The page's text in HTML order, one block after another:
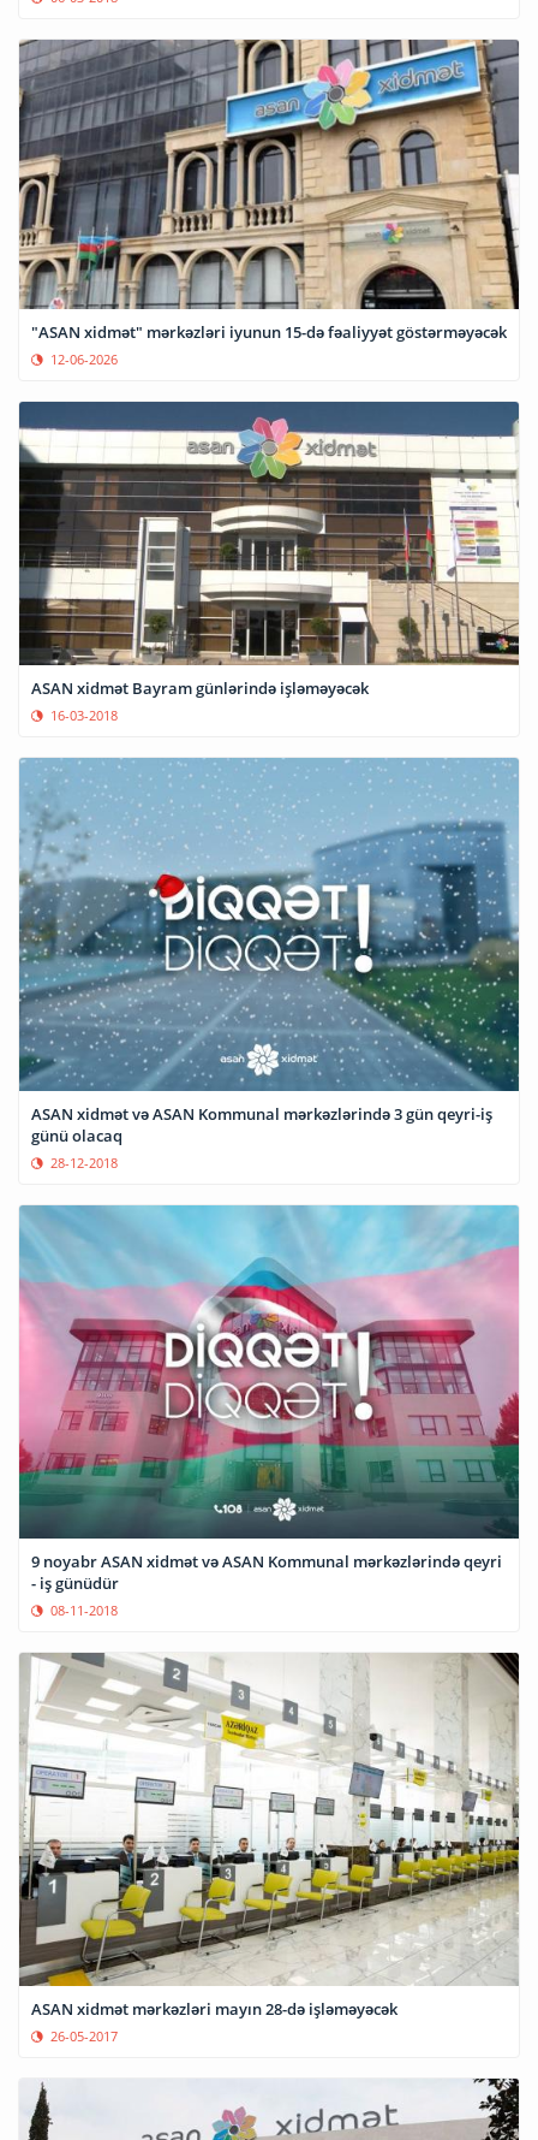
"ASAN xidmət" mərkəzləri iyunun 15-də fəaliyyət göstərməyəcək
12-06-2026
ASAN xidmət Bayram günlərində işləməyəcək
16-03-2018
ASAN xidmət və ASAN Kommunal mərkəzlərində 3 gün qeyri-iş
günü olacaq
28-12-2018
9 noyabr ASAN xidmət və ASAN Kommunal mərkəzlərində qeyri
- iş günüdür
08-11-2018
ASAN xidmət mərkəzləri mayın 28-də işləməyəcək
26-05-2017